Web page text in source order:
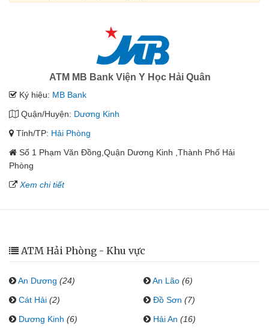
ATM MB Bank Viện Y Học Hải Quân
Ký hiệu: MB Bank
Quận/Huyện: Dương Kinh
Tỉnh/TP: Hải Phòng
Số 1 Phạm Văn Đồng,Quận Dương Kinh ,Thành Phố Hải
Phòng
Xem chi tiết
ATM Hải Phòng - Khu vực
An Dương (24) An Lão (6)
Cát Hải (2) Đồ Sơn (7)
Dương Kinh (6) Hải An (16)